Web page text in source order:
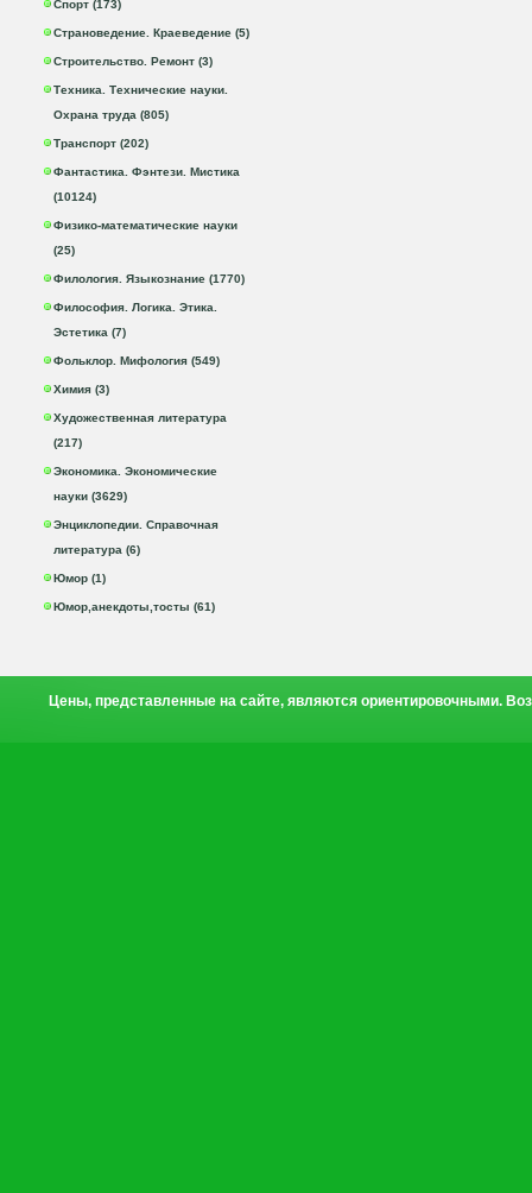
Спорт (173)
Страноведение. Краеведение (5)
Строительство. Ремонт (3)
Техника. Технические науки.
Охрана труда (805)
Транспорт (202)
Фантастика. Фэнтези. Мистика
(10124)
Физико-математические науки
(25)
Филология. Языкознание (1770)
Философия. Логика. Этика.
Эстетика (7)
Фольклор. Мифология (549)
Химия (3)
Художественная литература
(217)
Экономика. Экономические
науки (3629)
Энциклопедии. Справочная
литература (6)
Юмор (1)
Юмор,анекдоты,тосты (61)
Цены, представленные на сайте, являются ориентировочными.